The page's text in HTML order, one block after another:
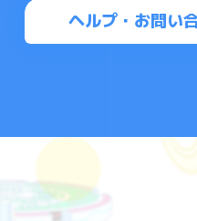
ヘルプ・お問い